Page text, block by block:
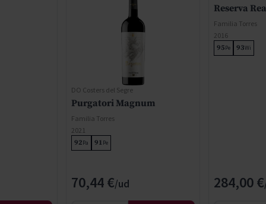
DO Costers del Segre
Purgatori Magnum
Familia Torres
2021
92Pa 91 Pe
70,44 €
Reserva
Familia Torres
2016
95Pe 93Wi
284,00 €